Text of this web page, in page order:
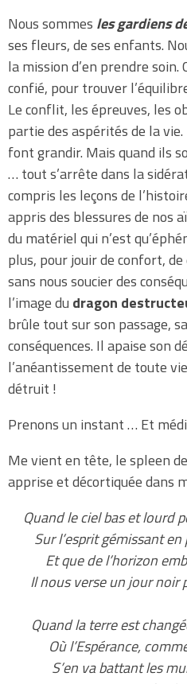
Nous sommes les gardiens
ses fleurs, de ses enfants.
la mission d’en prendre soin.
confié, pour trouver
Le conflit, les épreuves, les
partie des aspérités de la
font grandir. Mais quand ils
… tout s’arrête dans la
compris les leçons de
appris des blessures de nos
du matériel qui n’est
plus, pour jouir de confort,
sans nous soucier des
l’image du dragon
brûle tout sur son passage,
conséquences. Il apaise son
l’anéantissement de toute
détruit !
Prenons un instant … Et
Me vient en tête, le spleen
apprise et décortiquée dans
Quand le ciel bas et lourd
Sur l’esprit gémissant
Et que de l’horizon
Il nous verse un jour noir
Quand la terre est
Où l’Espérance,
S’en va battant les